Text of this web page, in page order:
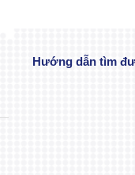
Hướng dẫn tìm